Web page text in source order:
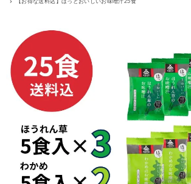
【お得な送料込】ほっとおいしいお味噌汁25食